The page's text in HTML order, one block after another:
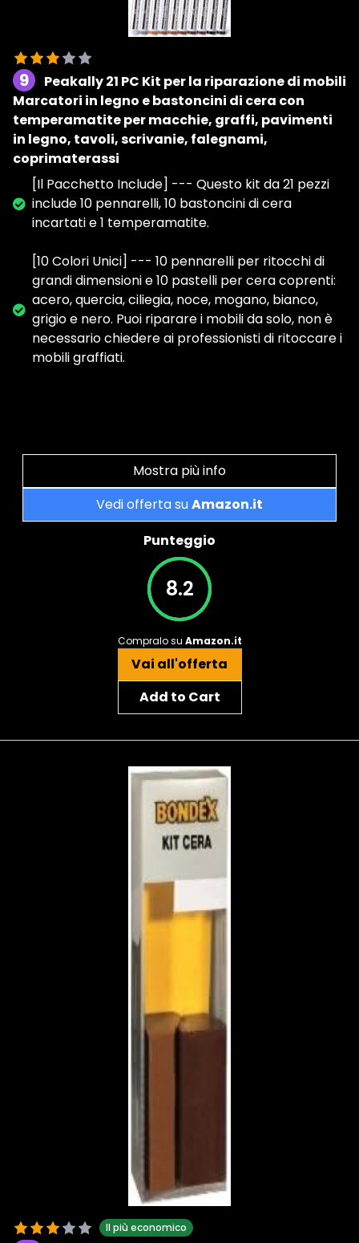
9
Peakally 21 PC Kit per la riparazione di mobili
Marcatori in legno e bastoncini di cera con
temperamatite per macchie, graffi, pavimenti
in legno, tavoli, scrivanie, falegnami,
coprimaterassi
[Il Pacchetto Include] --- Questo kit da 21 pezzi
include 10 pennarelli, 10 bastoncini di cera
incartati e 1 temperamatite.
[10 Colori Unici] --- 10 pennarelli per ritocchi di
grandi dimensioni e 10 pastelli per cera coprenti:
acero, quercia, ciliegia, noce, mogano, bianco,
grigio e nero. Puoi riparare i mobili da solo, non è
necessario chiedere ai professionisti di ritoccare i
mobili graffiati.
Mostra più info
Vedi offerta suAmazon.it
Punteggio
8.2
Compralo su Amazon.it
Vai all'offerta
Add to Cart
Il più economico